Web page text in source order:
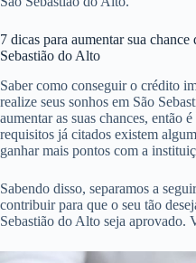
7 dicas para aumentar sua
Sebastião do Alto
Saber como conseguir o crédito
realize seus sonhos em São
aumentar as suas chances, então
requisitos já citados existem
ganhar mais pontos com a
Sabendo disso, separamos a
contribuir para que o seu tão
Sebastião do Alto seja aprovado.